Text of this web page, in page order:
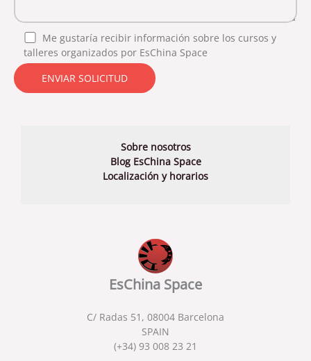
Me gustaría recibir información sobre los cursos y
talleres organizados por EsChina Space
Sobre nosotros
Blog EsChina Space
Localización y horarios
EsChina Space
C/ Radas 51, 08004 Barcelona
SPAIN
(+34) 93 008 23 21